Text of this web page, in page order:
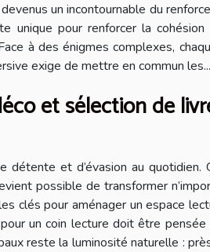
un incontournable du
unique pour renforcer la cohésion
à des énigmes complexes,
exige de mettre en commun les...
et sélection de
détente et d’évasion au quotidien.
possible de transformer
clés pour aménager un espace
un coin lecture doit être
reste la luminosité naturelle :